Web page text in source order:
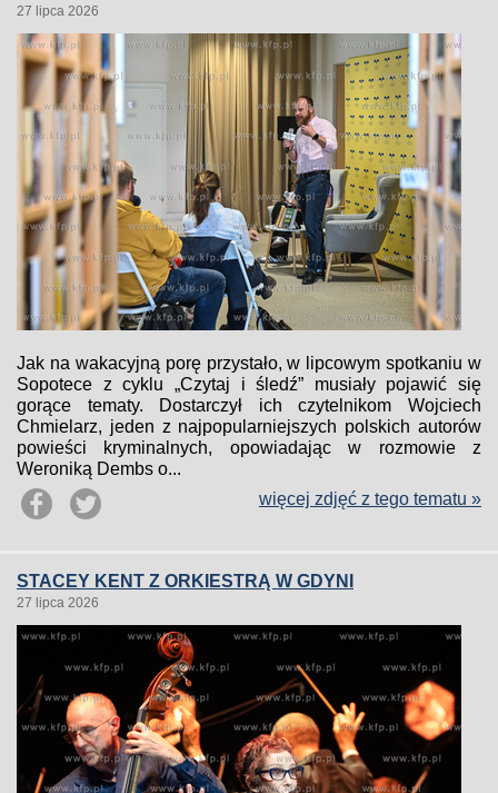
27 lipca 2026
Jak na wakacyjną porę przystało, w lipcowym spotkaniu w
Sopotece z cyklu „Czytaj i śledź” musiały pojawić się
gorące tematy. Dostarczył ich czytelnikom Wojciech
Chmielarz, jeden z najpopularniejszych polskich autorów
powieści kryminalnych, opowiadając w rozmowie z
Weroniką Dembs o...
więcej zdjęć z tego tematu »
STACEY KENT Z ORKIESTRĄ W GDYNI
27 lipca 2026